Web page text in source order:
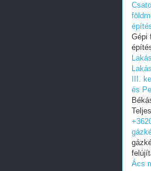
Gépi
III.
és
Ács